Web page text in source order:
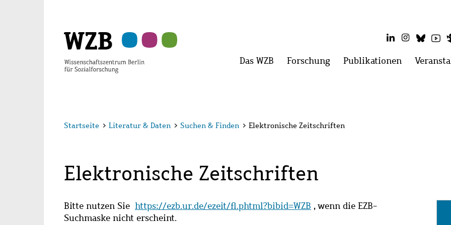
LinkedInInstagram
Hauptmenü
Das WZB Menü
Forschung Menü
Publikationen Menü
Startseite > Literatur & Daten > Suchen & Finden > Elektronische Zeitschriften
Elektronische Zeitschriften
Bitte nutzen Sie https://ezb.ur.de/ezeit/fl.phtml?bibid=WZB , wenn die EZB-
Suchmaske nicht erscheint.